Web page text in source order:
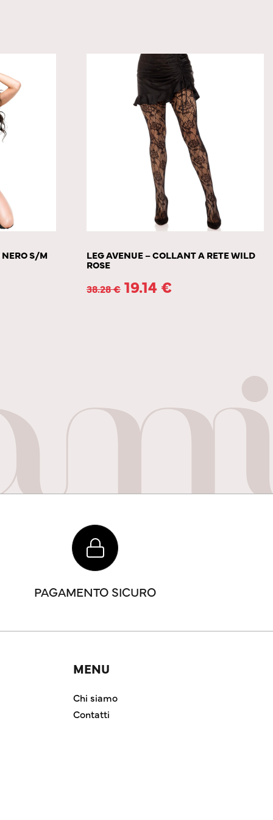
NERO S/M LEG AVENUE – COLLANT A RETE WILD
ROSE
38.28€ 19.14 €
PAGAMENTO SICURO
MENU
Chi siamo
Contatti